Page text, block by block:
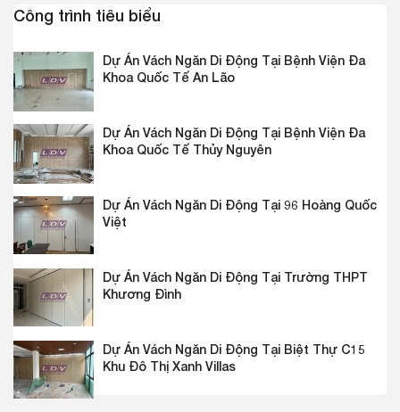
Công trình tiêu biểu
Dự Án Vách Ngăn Di Động Tại Bệnh Viện Đa
Khoa Quốc Tế An Lão
Dự Án Vách Ngăn Di Động Tại Bệnh Viện Đa
Khoa Quốc Tế Thủy Nguyên
Dự Án Vách Ngăn Di Động Tại 96 Hoàng Quốc
Việt
Dự Án Vách Ngăn Di Động Tại Trường THPT
Khương Đình
Dự Án Vách Ngăn Di Động Tại Biệt Thự C15
Khu Đô Thị Xanh Villas